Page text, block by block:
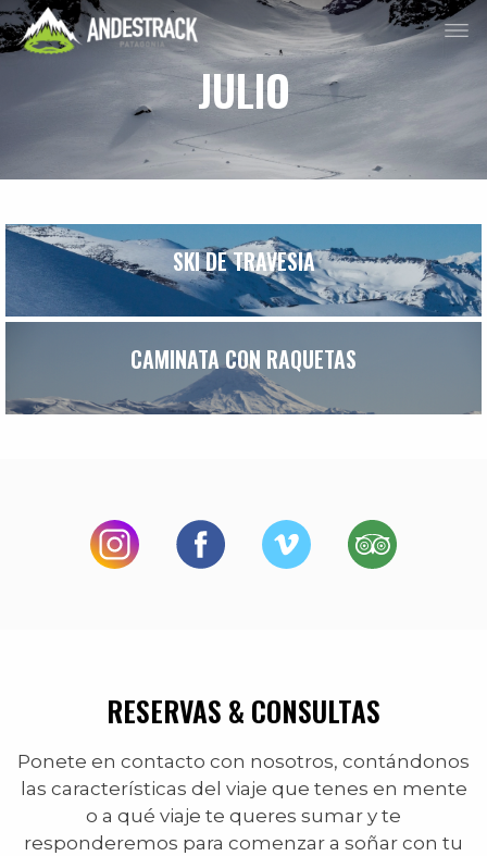
JULIO
SKI DE TRAVESIA
CAMINATA CON RAQUETAS
RESERVAS & CONSULTAS
Ponete en contacto con nosotros, contándonos
las características del viaje que tenes en mente
o a qué viaje te queres sumar y te
responderemos para comenzar a soñar con tu